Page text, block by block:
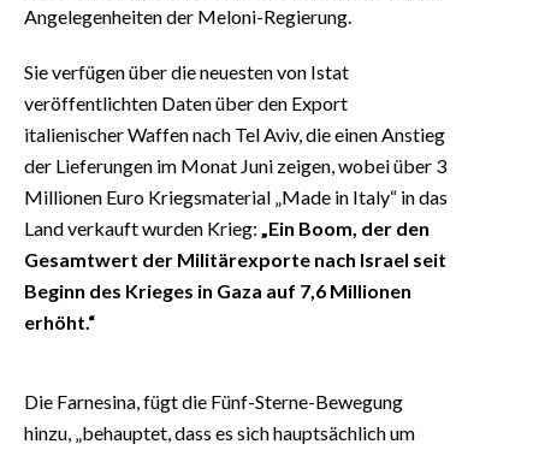
NECROLOGI
PUBBLICITÀ
Angelegenheiten der Meloni-Regierung.
Sie verfügen über die neuesten von Istat
veröffentlichten Daten über den Export
italienischer Waffen nach Tel Aviv, die einen Anstieg
der Lieferungen im Monat Juni zeigen, wobei über 3
Millionen Euro Kriegsmaterial „Made in Italy“ in das
Land verkauft wurden Krieg: „Ein Boom, der den
Gesamtwert der Militärexporte nach Israel seit
Beginn des Krieges in Gaza auf 7,6 Millionen
erhöht.“
Die Farnesina, fügt die Fünf-Sterne-Bewegung
hinzu, „behauptet, dass es sich hauptsächlich um